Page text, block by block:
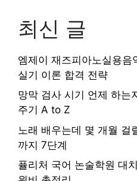
최신 글
엠제이 재즈피아노실용
실기 이론 합격 전략
망막 검사 시기 언제 하는
주기 A to Z
노래 배우는데 몇 개월 걸
까지 7단계
퓰리처 국어 논술학원 대